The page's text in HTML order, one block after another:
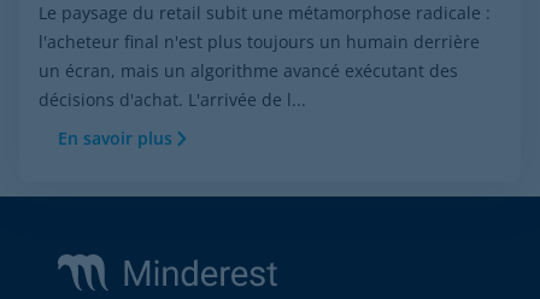
Le paysage du retail subit une métamorphose radicale :
l'acheteur final n'est plus toujours un humain derrière
un écran, mais un algorithme avancé exécutant des
décisions d'achat. L'arrivée de l...
En savoir plus